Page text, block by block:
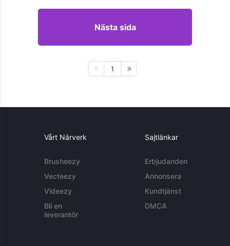
Nästa sida
1
Vårt Närverk
Brusheezy
Vecteezy
Videezy
Bli en
leverantör
Sajtlänkar
Erbjudanden
Annonsera
Kundtjänst
DMCA